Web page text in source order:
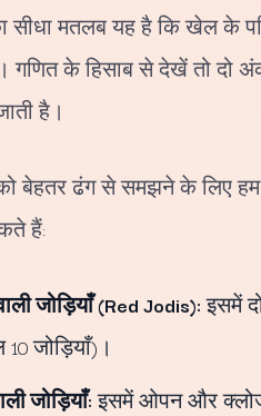
सीधा मतलब यह है कि खेल के
गणित के हिसाब से देखें तो दो
है।
बेहतर ढंग से समझने के लिए
हैं:
जोड़ियाँ (Red Jodis):इसमें
जोड़ियाँ)।
जोड़ियाँ:इसमें ओपन और